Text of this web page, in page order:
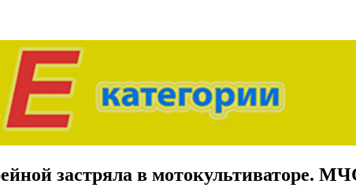
застряла в мотокультиваторе.